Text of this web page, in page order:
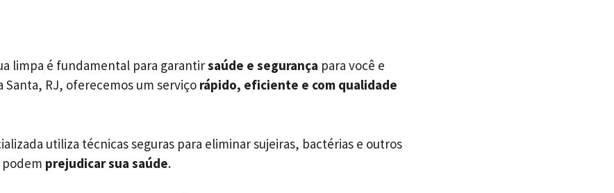
limpa é fundamental para garantirsaúde e segurança para você e
Santa, RJ, oferecemos um serviço rápido, eficiente e com qualidade
utiliza técnicas seguras para eliminar sujeiras, bactérias e outros
prejudicar sua saúde.